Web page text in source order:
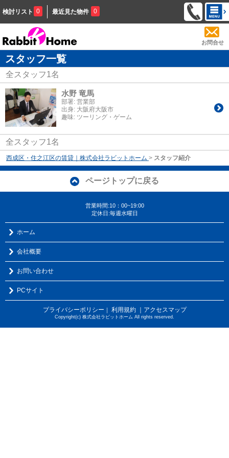
検討リスト 0 最近見た物件 0
お問合せ
スタッフ一覧
全スタッフ1名
水野 竜馬
部署: 営業部
出身: 大阪府大阪市
趣味: ツーリング・ゲーム
全スタッフ1名
西成区・住之江区の賃貸｜株式会社ラビットホーム > スタッフ紹介
ページトップに戻る
営業時間:10：00~19:00
定休日:毎週水曜日
ホーム
会社概要
お問い合わせ
PCサイト
プライバシーポリシー ｜ 利用規約 ｜アクセスマップ
Copyright(c) 株式会社ラビットホーム All rights reserved.